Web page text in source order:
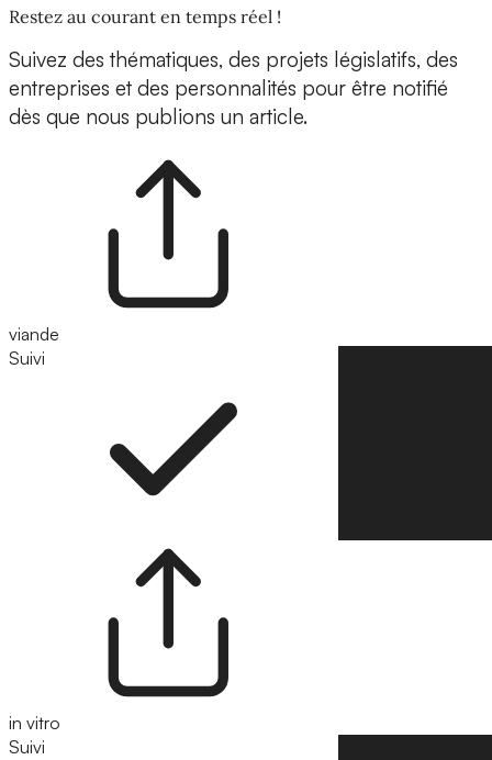
Restez au courant en temps réel !
Suivez des thématiques, des projets législatifs, des
entreprises et des personnalités pour être notifié
dès que nous publions un article.
viande
Suivi
in vitro
Suivi